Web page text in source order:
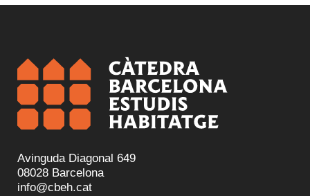
Avinguda Diagonal 649
08028 Barcelona
info@cbeh.cat